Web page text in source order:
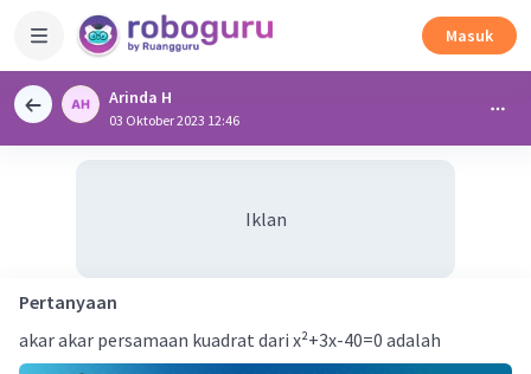
Masuk
Arinda H
03 Oktober 2023 12:46
Iklan
Pertanyaan
akar akar persamaan kuadrat dari x²+3x-40=0 adalah